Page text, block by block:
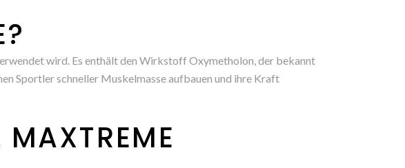
wird. Es enthält den Wirkstoff Oxymetholon, der bekannt
Sportler schneller Muskelmasse aufbauen und ihre Kraft